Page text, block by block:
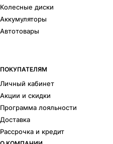
Колесные диски
Аккумуляторы
Автотовары
ПОКУПАТЕЛЯМ
Личный кабинет
Акции и скидки
Программа лояльности
Доставка
Рассрочка и кредит